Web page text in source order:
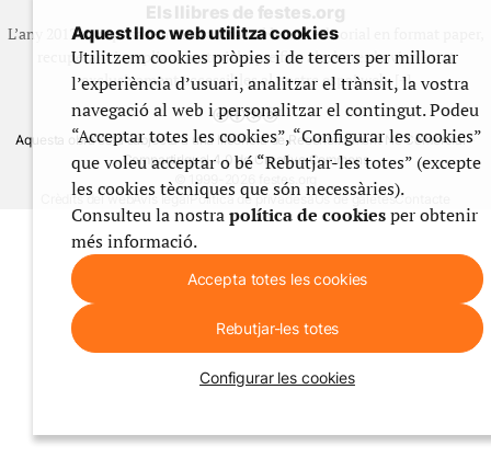
Els llibres de festes.org
L’any 2012 vam posar en marxa una col·lecció editorial en format paper,
recuperant i ampliant materials que fins aleshores havien estat
exclusivament accessibles al nostre espai web. [+]
Aquesta obra està subjecta a una llicència de Reconeixement No Comercial -
CompartirIgual 4.0 de Creative Commons
© 1999-2026 festes.org
Crèdits del webAvís legalPolítica de privadesaÚs de galetesContacte
Aquest lloc web utilitza cookies
Utilitzem cookies pròpies i de tercers per millorar
l’experiència d’usuari, analitzar el trànsit, la vostra
navegació al web i personalitzar el contingut. Podeu
“Acceptar totes les cookies”, “Configurar les cookies”
que voleu acceptar o bé “Rebutjar-les totes” (excepte
les cookies tècniques que són necessàries).
Consulteu la nostrapolítica de cookiesper obtenir
més informació.
Accepta totes les cookies
Rebutjar-les totes
Configurar les cookies